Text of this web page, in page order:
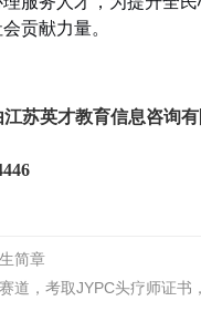
贡献力量。
江苏英才教育信息咨询
简章
道，考取JYPC头疗师证书